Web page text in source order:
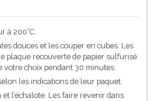
à 200°C.
douces et les couper en cubes. Les
plaque recouverte de papier sulfurisé
votre choix pendant 30 minutes.
les indications de leur paquet.
et l’échalote. Les faire revenir dans